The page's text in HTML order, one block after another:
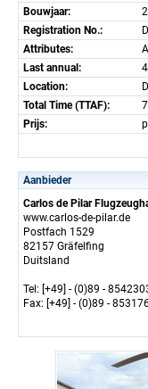
Bouwjaar:
Registration No.:
Attributes:
Last annual:
Location:
Total Time (TTAF):
Prijs:
Aanbieder
Carlos de Pilar
www.carlos-de-pilar.de
Postfach 1529
82157 Gräfelfing
Duitsland
Tel: [+49] - (0)89 -
Fax: [+49] - (0)89 -